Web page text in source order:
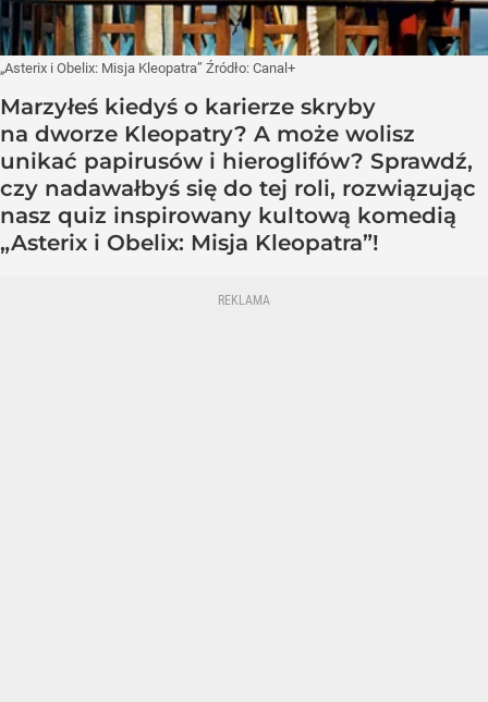
„Asterix i Obelix: Misja Kleopatra” Źródło: Canal+
Marzyłeś kiedyś o karierze skryby
na dworze Kleopatry? A może wolisz
unikać papirusów i hieroglifów? Sprawdź,
czy nadawałbyś się do tej roli, rozwiązując
nasz quiz inspirowany kultową komedią
„Asterix i Obelix: Misja Kleopatra”!